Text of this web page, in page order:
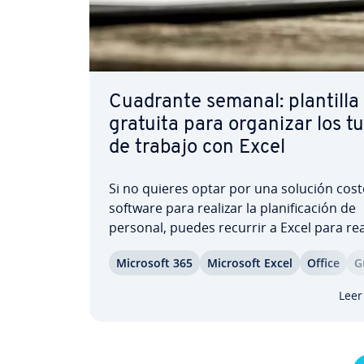
Cuadrante semanal: plantilla
gratuita para organizar los
de trabajo con Excel
Si no quieres optar por una solución
software para realizar la pla­ni­fi­ca­ción de
personal, puedes recurrir a Excel para
la es­tru­c­tu­ra­ción de turnos u horarios de
Microsoft 365 Microsoft Excel Office